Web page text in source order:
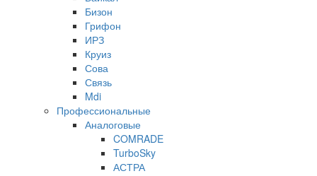
Бизон
Грифон
ИРЗ
Круиз
Сова
Связь
Mdi
Профессиональные
Аналоговые
COMRADE
TurboSky
АСТРА